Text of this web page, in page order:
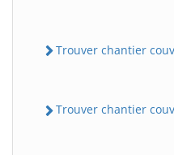
Trouver chantier
Trouver chantier